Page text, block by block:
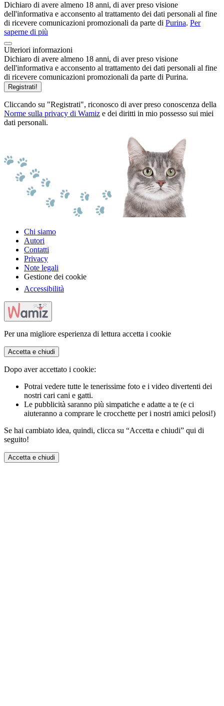
Dichiaro di avere almeno 18 anni, di aver preso visione
dell'informativa e acconsento al trattamento dei dati personali al fine
di ricevere comunicazioni promozionali da parte di Purina. Per
saperne di più
Ulteriori informazioni
Dichiaro di avere almeno 18 anni, di aver preso visione
dell'informativa e acconsento al trattamento dei dati personali al fine
di ricevere comunicazioni promozionali da parte di Purina.
Registrati!
Cliccando su "Registrati", riconosco di aver preso conoscenza della
Norme sulla privacy di Wamiz e dei diritti in mio possesso sui miei
dati personali.
Chi siamo
Autori
Contatti
Privacy
Note legali
Gestione dei cookie
Accessibilità
Per una migliore esperienza di lettura accetta i cookie
Accetta e chiudi
Dopo aver accettato i cookie:
Potrai vedere tutte le tenerissime foto e i video divertenti dei
nostri cari cani e gatti.
Le pubblicità saranno più simpatiche e adatte a te (e ci
aiuteranno a comprare le crocchette per i nostri amici pelosi!)
Se hai cambiato idea, quindi, clicca su “Accetta e chiudi” qui di
seguito!
Accetta e chiudi